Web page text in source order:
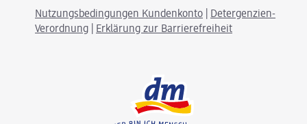
Nutzungsbedingungen Kundenkonto
Detergenzien-
Verordnung
Erklärung zur Barrierefreiheit